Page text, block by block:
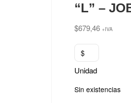
“L” –
$679,46 +IVA
$
Unidad
Sin existencias